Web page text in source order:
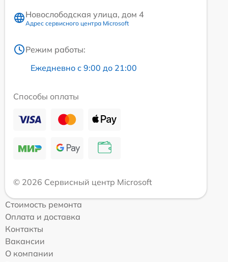
Новослободская улица, дом 4
Адрес сервисного центра Microsoft
Режим работы:
Ежедневно с 9:00 до 21:00
Способы оплаты
© 2026 Сервисный центр Microsoft
Стоимость ремонта
Оплата и доставка
Контакты
Вакансии
О компании